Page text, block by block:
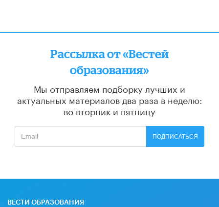
Рассылка от «Вестей
образования»
Мы отправляем подборку лучших и
актуальных материалов два раза в неделю:
во вторник и пятницу
ПОДПИСАТЬСЯ
ВЕСТИ ОБРАЗОВАНИЯ